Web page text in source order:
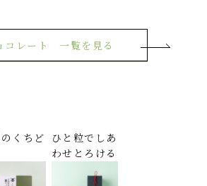
コレート 一覧を見る
くちど
ひと粒でしあ
わせとろける